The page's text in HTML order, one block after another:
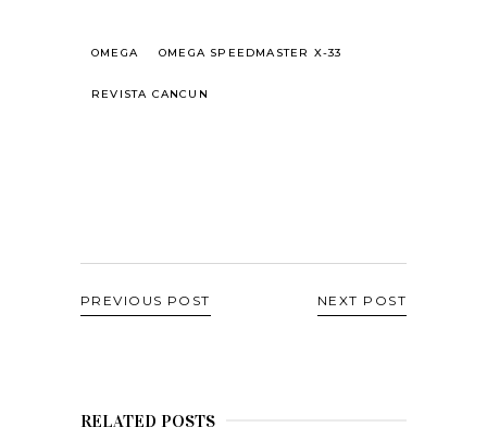
OMEGA OMEGA SPEEDMASTER X-33
REVISTA CANCUN
PREVIOUS POST NEXT POST
RELATED POSTS